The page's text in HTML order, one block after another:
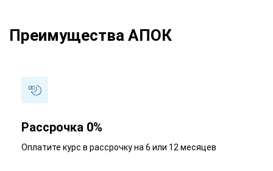
Преимущества АПОК
Рассрочка 0%
Оплатите курс в рассрочку на 6 или 12 месяцев